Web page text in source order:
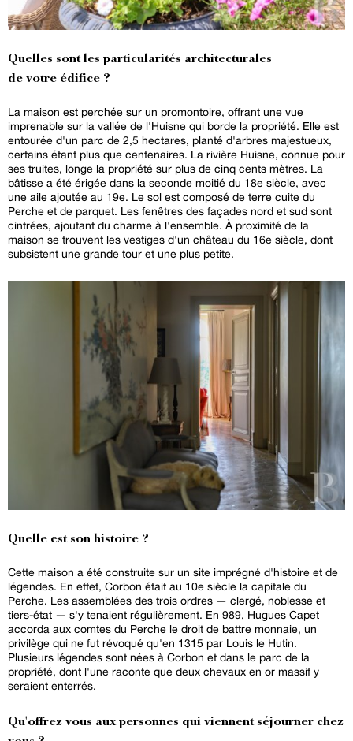
Quelles sont les particularités architecturales
de votre édifice ?
La maison est perchée sur un promontoire, offrant une vue
imprenable sur la vallée de l'Huisne qui borde la propriété. Elle est
entourée d'un parc de 2,5 hectares, planté d'arbres majestueux,
certains étant plus que centenaires. La rivière Huisne, connue pour
ses truites, longe la propriété sur plus de cinq cents mètres. La
bâtisse a été érigée dans la seconde moitié du 18e siècle, avec
une aile ajoutée au 19e. Le sol est composé de terre cuite du
Perche et de parquet. Les fenêtres des façades nord et sud sont
cintrées, ajoutant du charme à l'ensemble. À proximité de la
maison se trouvent les vestiges d'un château du 16e siècle, dont
subsistent une grande tour et une plus petite.
Quelle est son histoire ?
Cette maison a été construite sur un site imprégné d'histoire et de
légendes. En effet, Corbon était au 10e siècle la capitale du
Perche. Les assemblées des trois ordres — clergé, noblesse et
tiers-état — s'y tenaient régulièrement. En 989, Hugues Capet
accorda aux comtes du Perche le droit de battre monnaie, un
privilège qui ne fut révoqué qu'en 1315 par Louis le Hutin.
Plusieurs légendes sont nées à Corbon et dans le parc de la
propriété, dont l'une raconte que deux chevaux en or massif y
seraient enterrés.
Qu'offrez vous aux personnes qui viennent séjourner chez